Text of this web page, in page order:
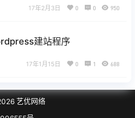
17年2月3日 0 0 950
建站程序
17年1月15日 0 1 688
艺优网络